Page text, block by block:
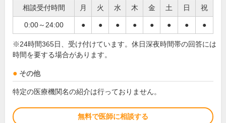
相談受付時間 月 火 水 木 金 土 日 祝
0:00～24:00 ● ● ● ● ● ● ● ●
※24時間365日、受け付けています。休日深夜時間帯の回答には
時間を要する場合があります。
その他
特定の医療機関名の紹介は行っておりません。
無料で医師に相談する